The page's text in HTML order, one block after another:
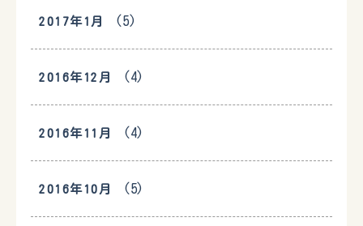
2017年1月 (5)
2016年12月 (4)
2016年11月 (4)
2016年10月 (5)